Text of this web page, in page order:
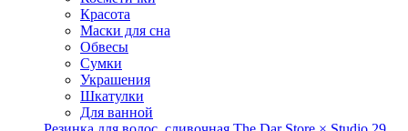
Красота
Маски для сна
Обвесы
Сумки
Украшения
Шкатулки
Для ванной